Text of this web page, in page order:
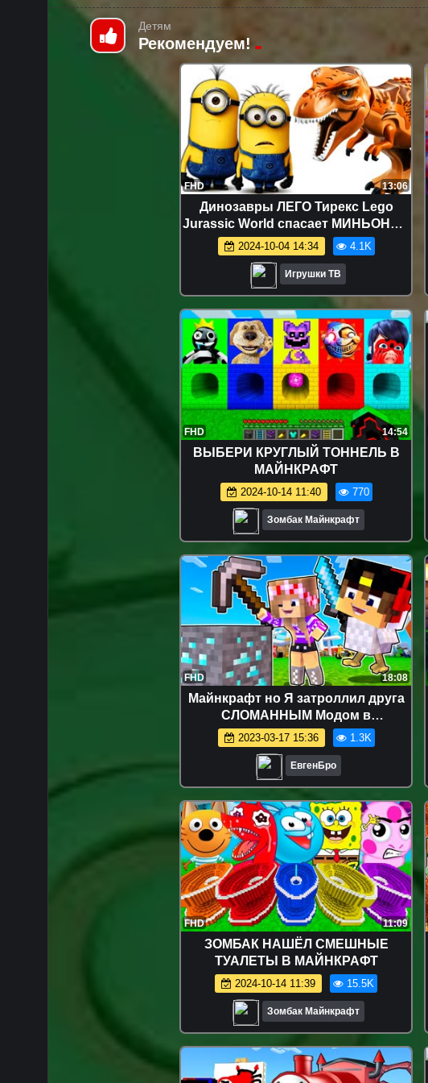
Детям
Рекомендуем!
FHD 13:06
Динозавры ЛЕГО Тирекс Lego
Jurassic World спасает МИНЬОНОВ
и Человечков ЛЕГО от Хищных
Динозавров
2024-10-04 14:34 4.1K
Игрушки ТВ
FHD 14:54
ВЫБЕРИ КРУГЛЫЙ ТОННЕЛЬ В
МАЙНКРАФТ
2024-10-14 11:40 770
Зомбак Майнкрафт
FHD 18:08
Майнкрафт но Я затроллил друга
СЛОМАННЫМ Модом в
Майнкрафте Троллинг Ловушка
Minecraft
2023-03-17 15:36 1.3K
ЕвгенБро
FHD 11:09
ЗОМБАК НАШЁЛ СМЕШНЫЕ
ТУАЛЕТЫ В МАЙНКРАФТ
2024-10-14 11:39 15.5K
Зомбак Майнкрафт